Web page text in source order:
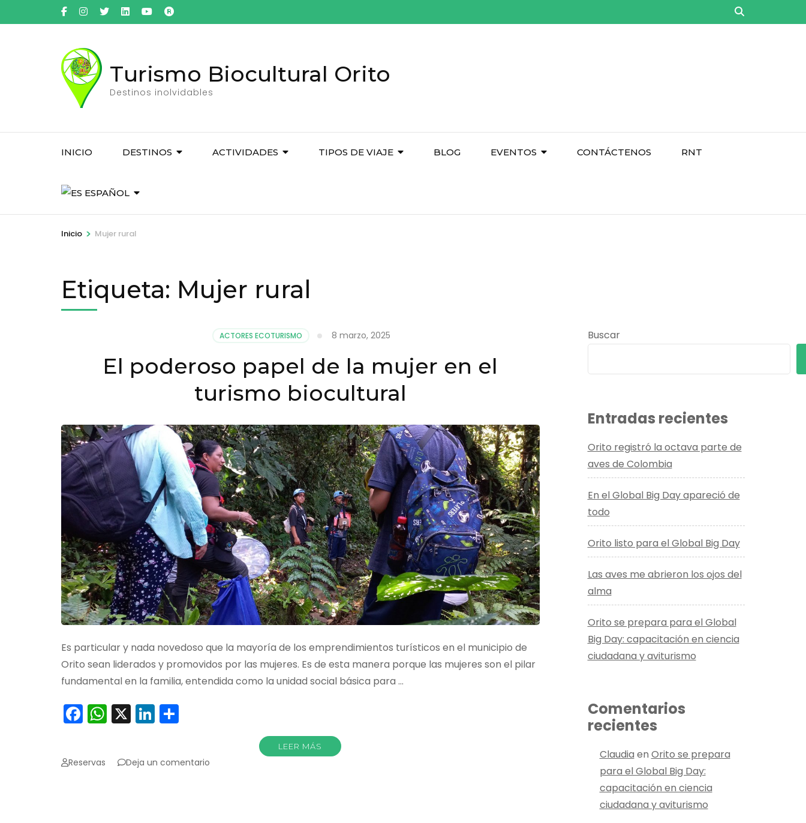
al
Turismo Biocultural Orito
Destinos inolvidables
INICIO DESTINOS ACTIVIDADES TIPOS DE VIAJE BLOG EVENTOS CONTÁCTENOS RNT
ESPAÑOL
Inicio > Mujer rural
Etiqueta: Mujer rural
ACTORES ECOTURISMO 8 marzo, 2025
El poderoso papel de la mujer en el
turismo biocultural
Es particular y nada novedoso que la mayoría de los emprendimientos turísticos en el municipio de
Orito sean liderados y promovidos por las mujeres. Es de esta manera porque las mujeres son el pilar
fundamental en la familia, entendida como la unidad social básica para …
Facebook
WhatsApp
X LinkedIn
LEER MÁS
Reservas Deja un comentario
Buscar
Entradas recientes
Orito registró la octava parte de
aves de Colombia
En el Global Big Day apareció de
todo
Orito listo para el Global Big Day
Las aves me abrieron los ojos del
alma
Orito se prepara para el Global
Big Day: capacitación en ciencia
ciudadana y aviturismo
Comentarios
recientes
Claudia en Orito se prepara
para el Global Big Day:
capacitación en ciencia
ciudadana y aviturismo